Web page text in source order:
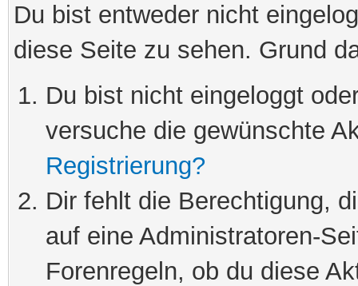
Du bist entweder nicht
diese Seite zu sehen. Grund
Du bist nicht eingeloggt
versuche die gewünschte
Registrierung?
Dir fehlt die Berechtigung,
auf eine Administratoren-
Forenregeln, ob du diese